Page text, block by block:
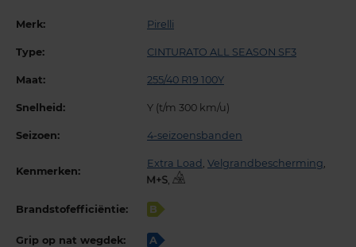
Merk: Pirelli
Type: CINTURATO ALL SEASON SF3
Maat: 255/40 R19 100Y
Snelheid: Y (t/m 300 km/u)
Seizoen: 4-seizoensbanden
Kenmerken:
Extra Load Velgrandbescherming
,
Brandstofefficiëntie: B
Grip op nat wegdek: A